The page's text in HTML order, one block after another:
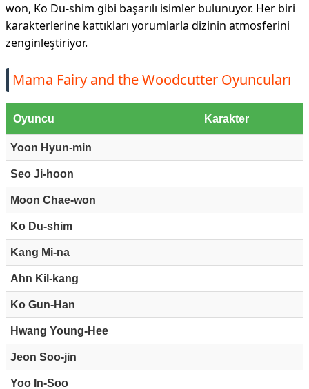
won, Ko Du-shim gibi başarılı isimler bulunuyor. Her biri
karakterlerine kattıkları yorumlarla dizinin atmosferini
zenginleştiriyor.
Mama Fairy and the Woodcutter Oyuncuları
Oyuncu Karakter
Yoon Hyun-min
Seo Ji-hoon
Moon Chae-won
Ko Du-shim
Kang Mi-na
Ahn Kil-kang
Ko Gun-Han
Hwang Young-Hee
Jeon Soo-jin
Yoo In-Soo